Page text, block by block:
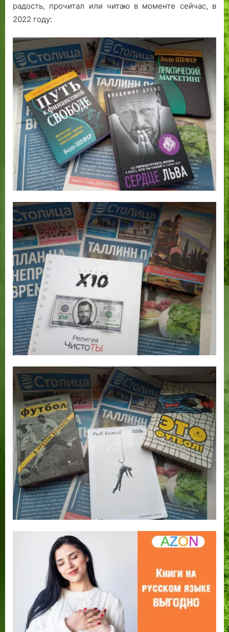
радость, прочитал или читаю в моменте сейчас, в
2022 году: